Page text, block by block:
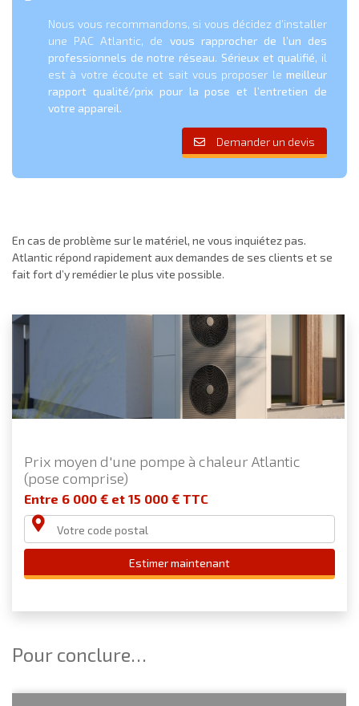
Nous vous recommandons, si vous décidez d’installer
une PAC Atlantic, de vous rapprocher de l’un des
professionnels de notre réseau. Sérieux et qualifié, il
est à votre écoute et sait vous proposer le meilleur
rapport qualité/prix pour la pose et l’entretien de
votre appareil.
Demander un devis
En cas de problème sur le matériel, ne vous inquiétez pas.
Atlantic répond rapidement aux demandes de ses clients et se
fait fort d’y remédier le plus vite possible.
Prix moyen d'une pompe à chaleur Atlantic
(pose comprise)
Entre 6 000 € et 15 000 € TTC
Estimer maintenant
Pour conclure…